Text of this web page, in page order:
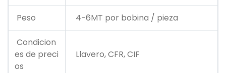
Peso 4-6MT por bobina / pieza
Condicion
es de preci
os
Llavero, CFR, CIF